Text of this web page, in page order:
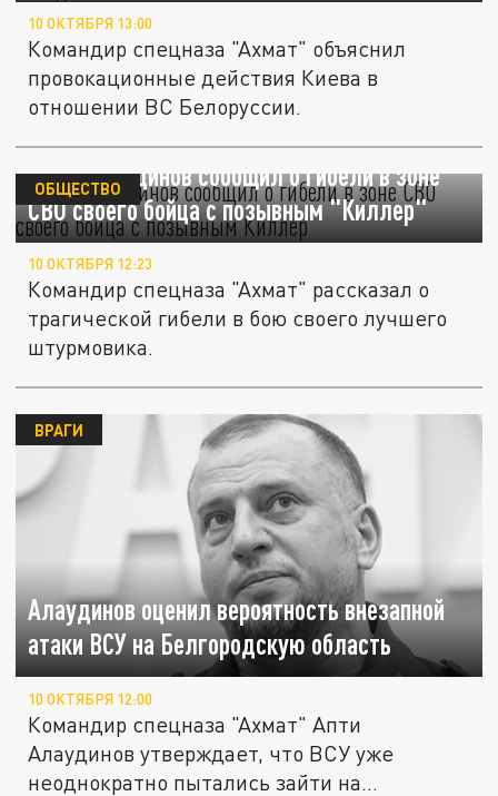
10 ОКТЯБРЯ 13:00
Командир спецназа "Ахмат" объяснил
провокационные действия Киева в
отношении ВС Белоруссии.
Апты Алаудинов сообщил о гибели в зоне
СВО своего бойца с позывным "Киллер"
ОБЩЕСТВО
10 ОКТЯБРЯ 12:23
Командир спецназа "Ахмат" рассказал о
трагической гибели в бою своего лучшего
штурмовика.
Алаудинов оценил вероятность внезапной
атаки ВСУ на Белгородскую область
ВРАГИ
10 ОКТЯБРЯ 12:00
Командир спецназа "Ахмат" Апти
Алаудинов утверждает, что ВСУ уже
неоднократно пытались зайти на